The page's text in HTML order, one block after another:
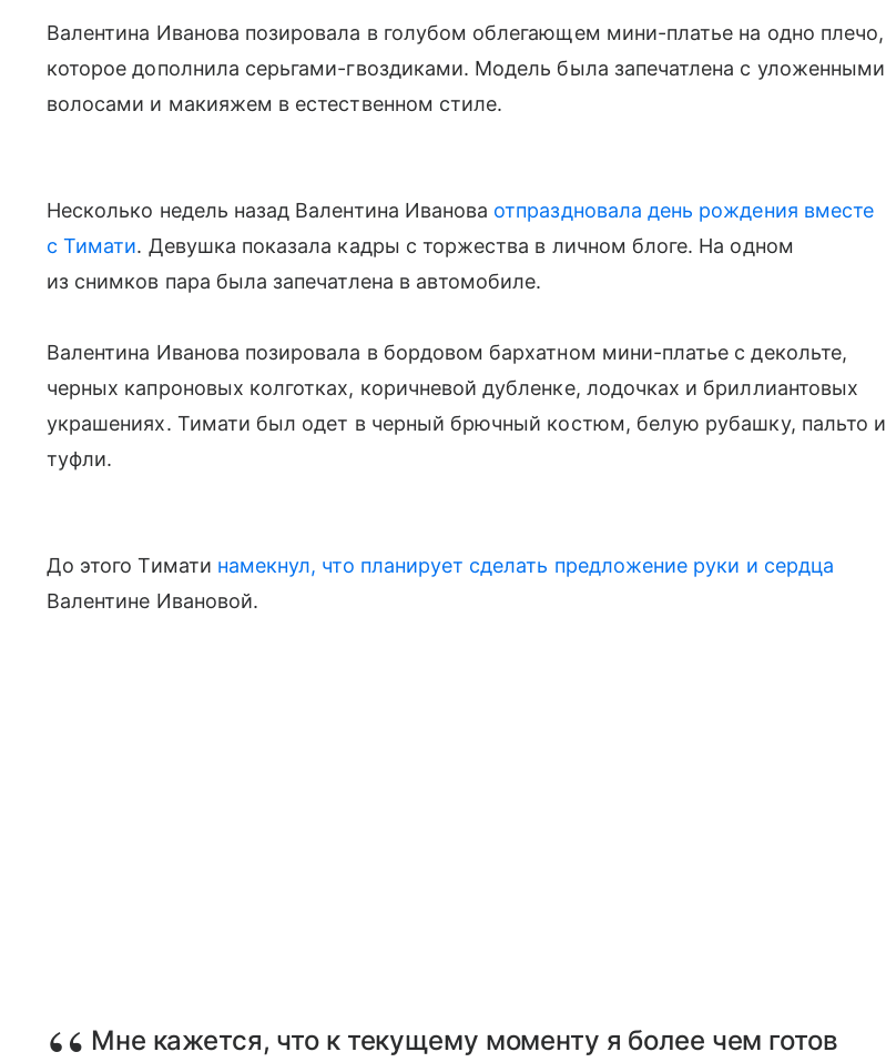
Валентина Иванова позировала в голубом облегающем мини-платье на одно плечо,
которое дополнила серьгами-гвоздиками. Модель была запечатлена с уложенными
волосами и макияжем в естественном стиле.
Несколько недель назад Валентина Иванова отпраздновала день рождения вместе
с Тимати. Девушка показала кадры с торжества в личном блоге. На одном
из снимков пара была запечатлена в автомобиле.
Валентина Иванова позировала в бордовом бархатном мини-платье с декольте,
черных капроновых колготках, коричневой дубленке, лодочках и бриллиантовых
украшениях. Тимати был одет в черный брючный костюм, белую рубашку, пальто и
туфли.
До этого Тимати намекнул, что планирует сделать предложение руки и сердца
Валентине Ивановой.
Мне кажется, что к текущему моменту я более чем готов